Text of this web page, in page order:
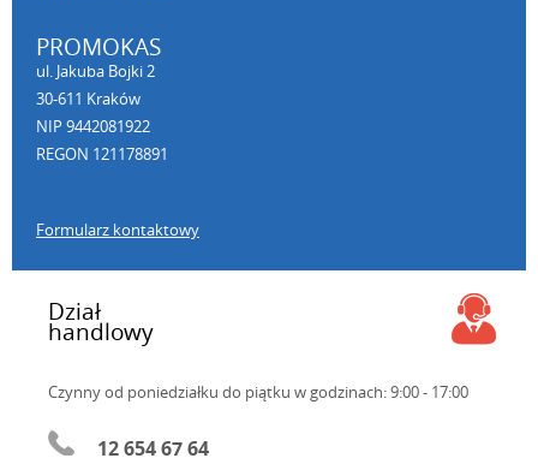
PROMOKAS
ul. Jakuba Bojki 2
30-611 Kraków
NIP 9442081922
REGON 121178891
Formularz kontaktowy
Dział
handlowy
Czynny od poniedziałku do piątku w godzinach: 9:00 - 17:00
12 654 67 64